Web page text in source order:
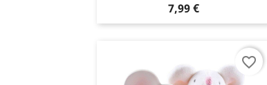
7,99 €
favorite_border